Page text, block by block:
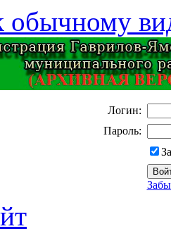
обычному
Логин:
Пароль: